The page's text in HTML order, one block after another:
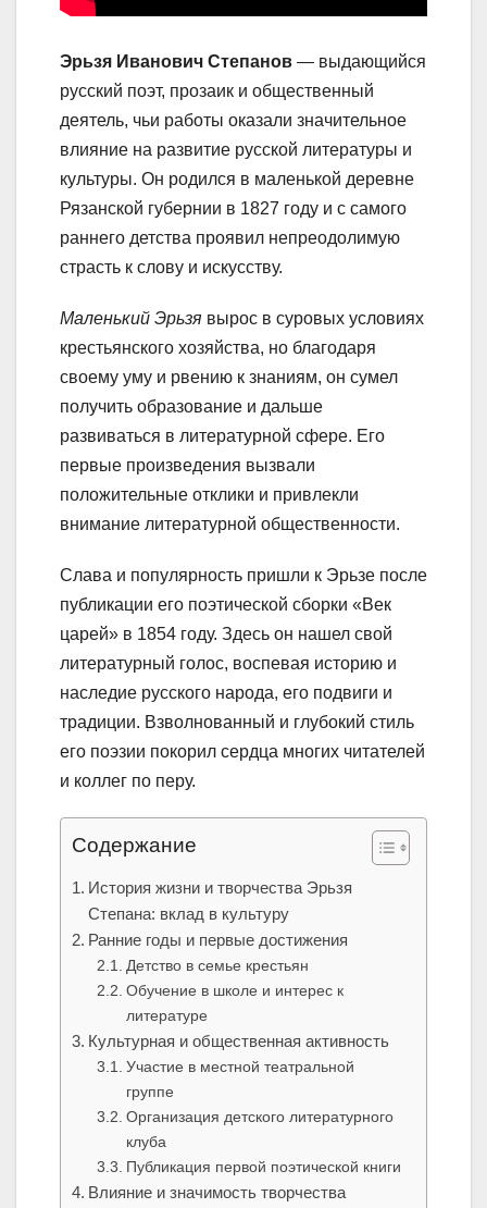
Эрьзя Иванович Степанов — выдающийся
русский поэт, прозаик и общественный
деятель, чьи работы оказали значительное
влияние на развитие русской литературы и
культуры. Он родился в маленькой деревне
Рязанской губернии в 1827 году и с самого
раннего детства проявил непреодолимую
страсть к слову и искусству.
Маленький Эрьзя вырос в суровых условиях
крестьянского хозяйства, но благодаря
своему уму и рвению к знаниям, он сумел
получить образование и дальше
развиваться в литературной сфере. Его
первые произведения вызвали
положительные отклики и привлекли
внимание литературной общественности.
Слава и популярность пришли к Эрьзе после
публикации его поэтической сборки «Век
царей» в 1854 году. Здесь он нашел свой
литературный голос, воспевая историю и
наследие русского народа, его подвиги и
традиции. Взволнованный и глубокий стиль
его поэзии покорил сердца многих читателей
и коллег по перу.
Содержание
История жизни и творчества Эрьзя
Степана: вклад в культуру
Ранние годы и первые достижения
Детство в семье крестьян
Обучение в школе и интерес к
литературе
Культурная и общественная активность
Участие в местной театральной
группе
Организация детского литературного
клуба
Публикация первой поэтической книги
Влияние и значимость творчества